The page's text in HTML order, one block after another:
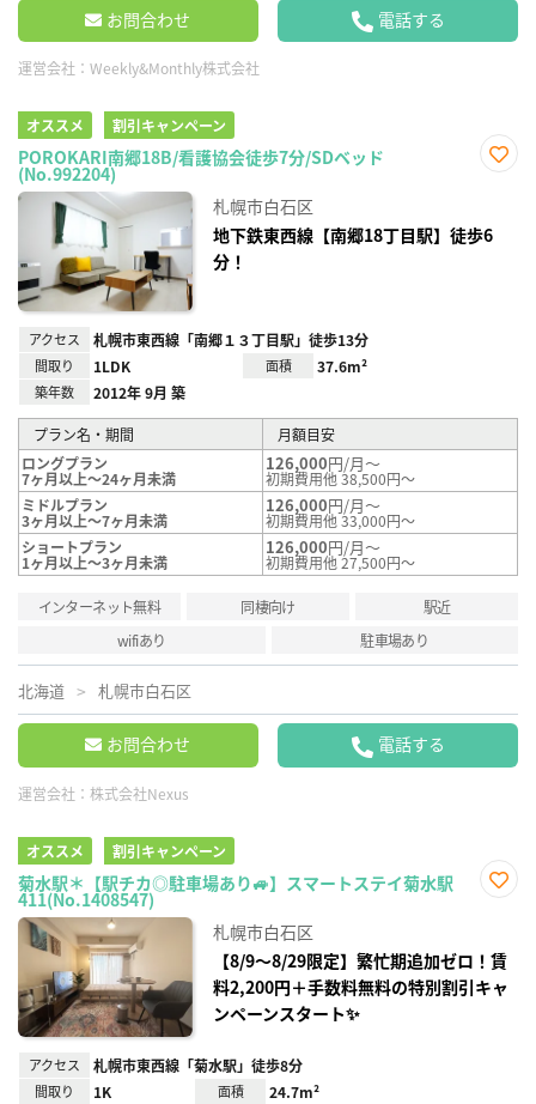
お問合わせ 電話する
運営会社： Weekly&Monthly株式会社
オススメ 割引キャンペーン
POROKARI南郷18B/看護協会徒歩7分/SDベッド
(No.992204)
録
札幌市白石区
地下鉄東西線【南郷18丁目駅】徒歩6
分！
アクセス 札幌市東西線「南郷１３丁目駅」徒歩13分
間取り 1LDK 面積 37.6m²
築年数 2012年 9月 築
プラン名・期間
月額目安
ロングプラン
7ヶ月以上～24ヶ月未満
126,000円/月～
初期費用他 38,500円～
ミドルプラン
3ヶ月以上～7ヶ月未満
126,000円/月～
初期費用他 33,000円～
ショートプラン
1ヶ月以上～3ヶ月未満
126,000円/月～
初期費用他 27,500円～
インターネット無料 同棲向け
駅近
wifiあり
駐車場あり
北海道 札幌市白石区
お問合わせ 電話する
運営会社： 株式会社Nexus
オススメ 割引キャンペーン
菊水駅＊【駅チカ◎駐車場あり🚙】スマートステイ菊水駅
411(No.1408547)
録
札幌市白石区
【8/9～8/29限定】繁忙期追加ゼロ！賃
料2,200円＋手数料無料の特別割引キャ
ンペーンスタート✨
アクセス 札幌市東西線「菊水駅」徒歩8分
間取り 1K 面積 24.7m²